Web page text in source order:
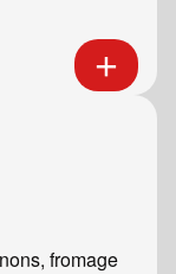
fromage